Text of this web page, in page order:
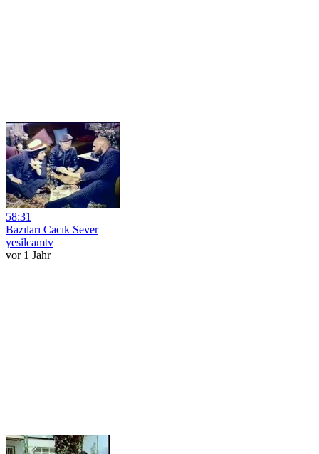
58:31
Bazıları Cacık Sever
yesilcamtv
vor 1 Jahr